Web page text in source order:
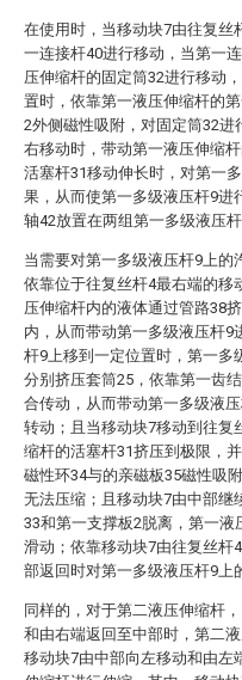
在使用时，当移动块7由往复丝
一连接杆40进行移动，当第一
压伸缩杆的固定筒32进行移动
置时，依靠第一液压伸缩杆的
2外侧磁性吸附，对固定筒32进
右移动时，带动第一液压伸缩
活塞杆31移动伸长时，对第一
果，从而使第一多级液压杆9进
轴42放置在两组第一多级液压杆
当需要对第一多级液压杆9上的
依靠位于往复丝杆4最右端的移
压伸缩杆内的液体通过管路38
内，从而带动第一多级液压杆9
杆9上移到一定位置时，第一多
分别挤压套筒25，依靠第一齿
合传动，从而带动第一多级液
转动；且当移动块7移动到往复
缩杆的活塞杆31挤压到极限，
磁性环34与的亲磁板35磁性吸
无法压缩；且移动块7由中部继
33和第一支撑板2脱离，第一液
滑动；依靠移动块7由往复丝杆
部返回时对第一多级液压杆9上
同样的，对于第二液压伸缩杆
和由右端返回至中部时，第二
移动块7由中部向左移动和由左